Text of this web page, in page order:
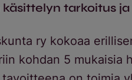
tarkoitus
ry kokoaa
kohdan 5 mukaisia